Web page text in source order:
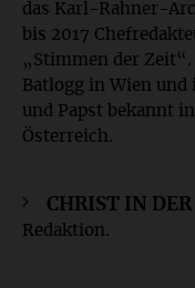
das Karl-Rahner-
bis 2017
„Stimmen der
Batlogg in Wien
und Papst bekannt
Österreich.
CHRIST IN
Redaktion.